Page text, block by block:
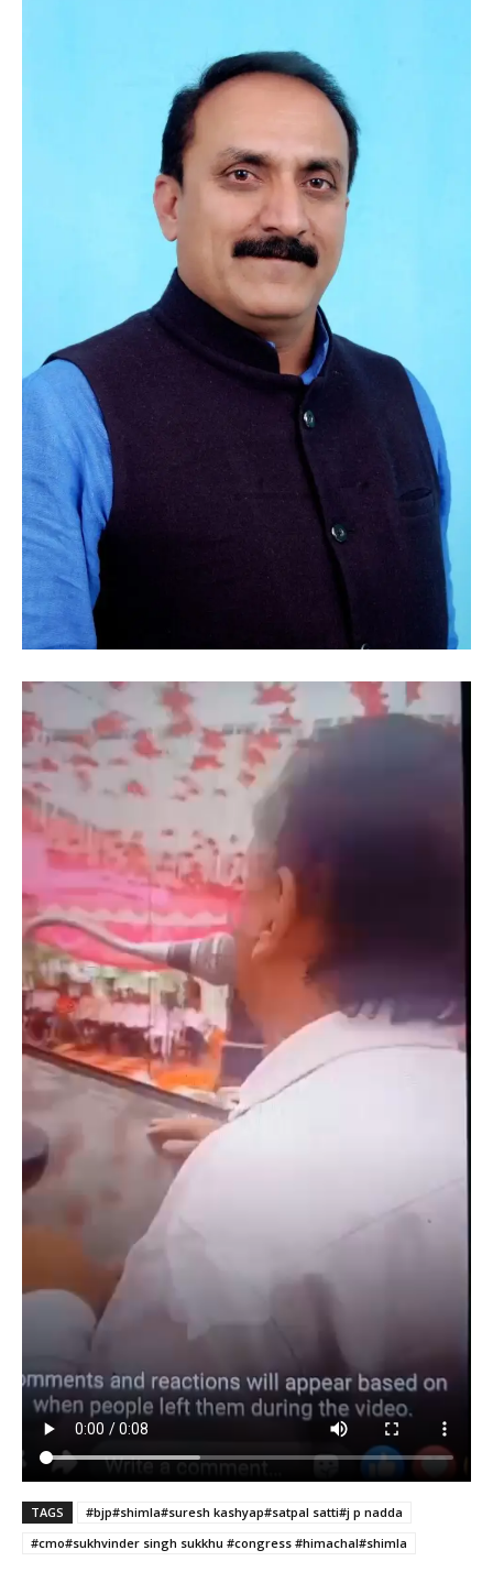
TAGS
#bjp#shimla#suresh kashyap#satpal satti#j p nadda
#cmo#sukhvinder singh sukkhu #congress #himachal#shimla